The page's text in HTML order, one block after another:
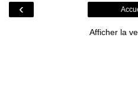
‹
Afficher la